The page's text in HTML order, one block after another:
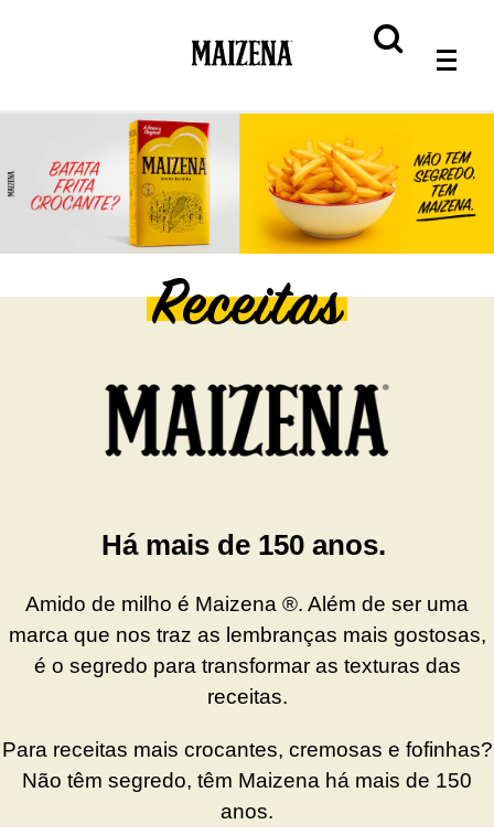
Receitas
Há mais de 150 anos.
Amido de milho é Maizena ®. Além de ser uma
marca que nos traz as lembranças mais gostosas,
é o segredo para transformar as texturas das
receitas.
Para receitas mais crocantes, cremosas e fofinhas?
Não têm segredo, têm Maizena há mais de 150
anos.